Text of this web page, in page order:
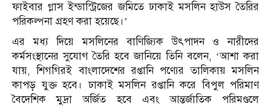
ফাইবার গ্লাস ইন্ডাস্ট্রিজের জমিতে ঢাকাই মসলিন হাউস তৈরির
পরিকল্পনা গ্রহণ করা হয়েছে।’
এর মধ্য দিয়ে মসলিনের বাণিজ্যিক উৎপাদন ও নারীদের
কর্মসংস্থানের সুযোগ তৈরি হবে জানিয়ে তিনি বলেন, ‘আশা করা
যায়, শিগগিরই বাংলাদেশের রপ্তানি পণ্যের তালিকায় মসলিন
কাপড় যুক্ত হবে। ঢাকাই মসলিন রপ্তানি করে বিপুল পরিমাণ
বৈদেশিক মুদ্রা অর্জিত হবে এবং আন্তর্জাতিক পরিমণ্ডলে